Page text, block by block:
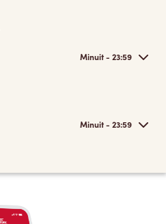
Minuit - 23:59
Minuit - 23:59